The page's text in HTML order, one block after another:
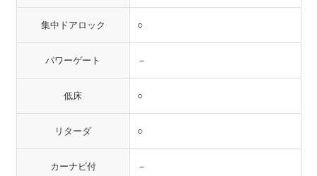
集中ドアロック ○
パワーゲート －
低床 ○
リターダ ○
カーナビ付 －